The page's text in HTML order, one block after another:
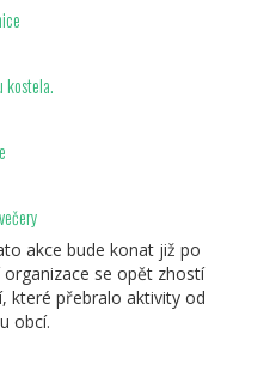
kostela.
akce bude konat již po
se opět zhostí
které přebralo aktivity od
obcí.